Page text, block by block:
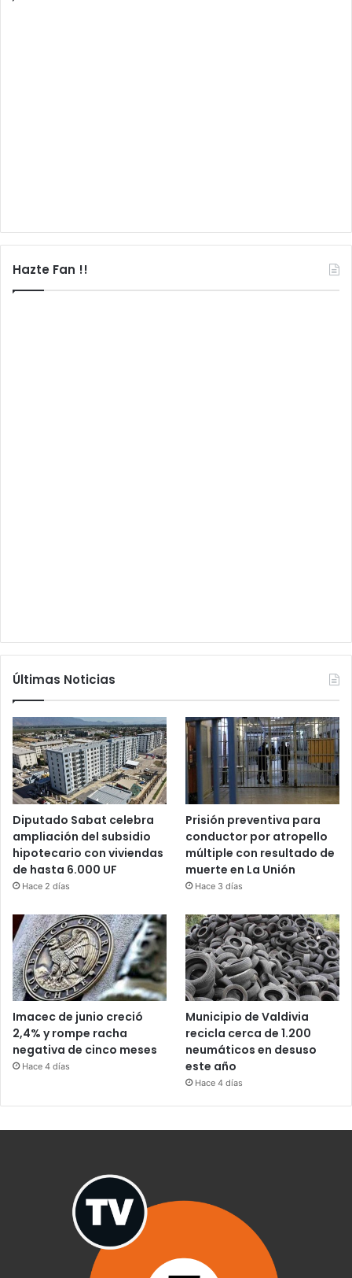
Hazte Fan !!
Últimas Noticias
Diputado Sabat celebra
ampliación del subsidio
hipotecario con viviendas
de hasta 6.000 UF
Hace 2 días
Prisión preventiva para
conductor por atropello
múltiple con resultado de
muerte en La Unión
Hace 3 días
Imacec de junio creció
2,4% y rompe racha
negativa de cinco meses
Hace 4 días
Municipio de Valdivia
recicla cerca de 1.200
neumáticos en desuso
este año
Hace 4 días